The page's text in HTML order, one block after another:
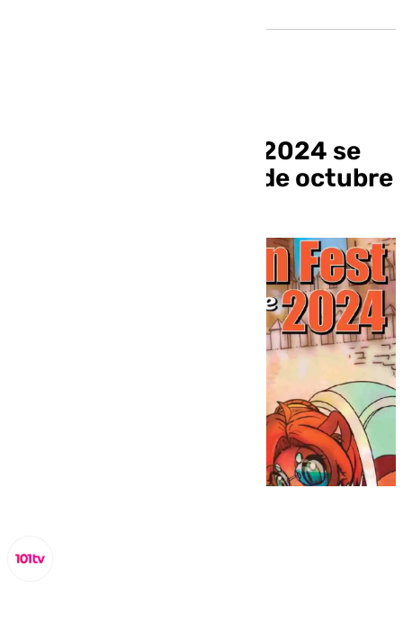
El Puerto Asian Fest 2024 se
celebrará del 11 al 13 de octubre